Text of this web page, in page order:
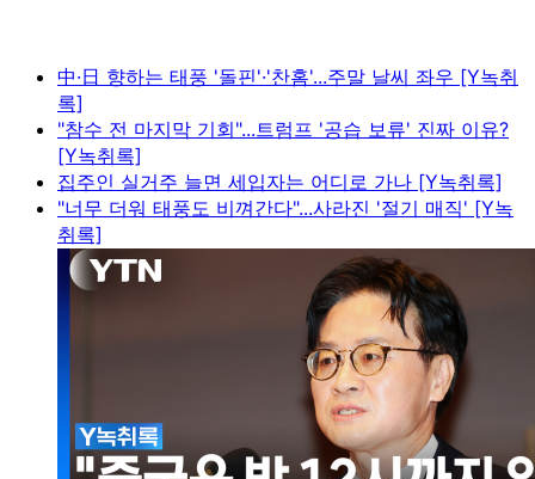
中·日 향하는 태풍 '돌핀'·'찬홈'...주말 날씨 좌우 [Y녹취
록]
"참수 전 마지막 기회"...트럼프 '공습 보류' 진짜 이유?
[Y녹취록]
집주인 실거주 늘면 세입자는 어디로 가나 [Y녹취록]
"너무 더워 태풍도 비껴간다"...사라진 '절기 매직' [Y녹
취록]